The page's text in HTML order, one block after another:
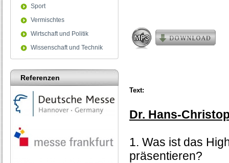
Sport
Vermischtes
Wirtschaft und Politik
Wissenschaft und Technik
Referenzen
Text:
Dr. Hans-
1. Was ist das
präsentieren?